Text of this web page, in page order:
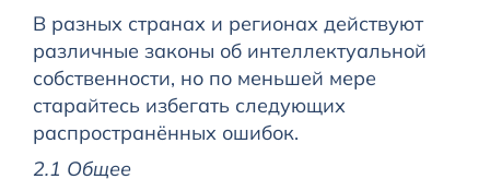
В разных странах и регионах действуют
различные законы об интеллектуальной
собственности, но по меньшей мере
старайтесь избегать следующих
распространённых ошибок.
2.1 Общее